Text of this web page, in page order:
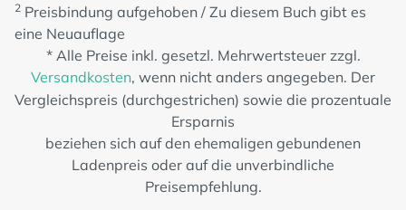
2 Preisbindung aufgehoben / Zu diesem Buch gibt es
eine Neuauflage
* Alle Preise inkl. gesetzl. Mehrwertsteuer zzgl.
Versandkosten, wenn nicht anders angegeben. Der
Vergleichspreis (durchgestrichen) sowie die prozentuale
Ersparnis
beziehen sich auf den ehemaligen gebundenen
Ladenpreis oder auf die unverbindliche
Preisempfehlung.